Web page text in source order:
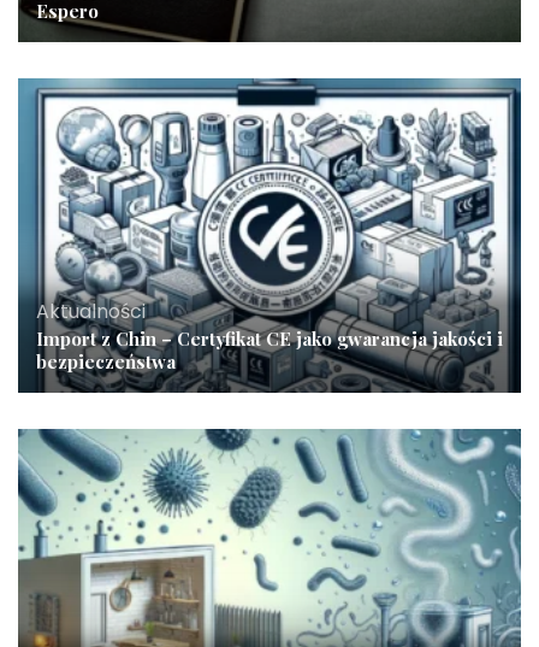
Espero
Aktualności
Import z Chin – Certyfikat CE jako gwarancja jakości i
bezpieczeństwa